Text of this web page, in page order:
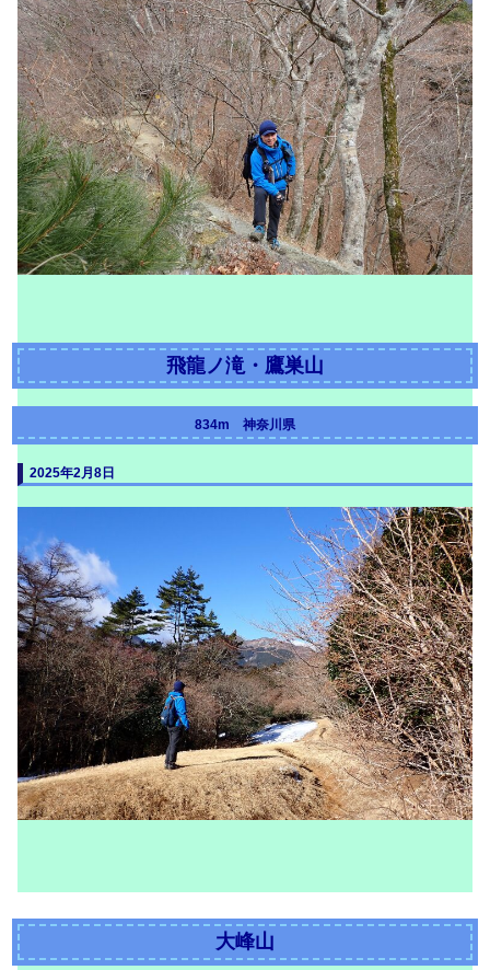
飛龍ノ滝・鷹巣山
834m 神奈川県
2025年2月8日
大峰山